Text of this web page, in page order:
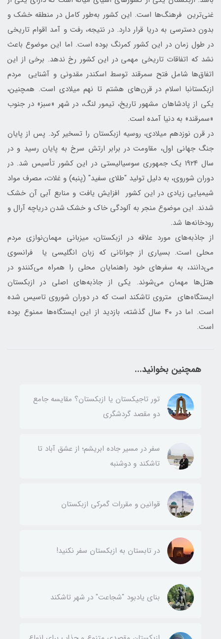
غنی‌ترین فرهنگ‌ها است. این کشور به‌طور کامل در منطقه خشک و
بدون دسترسی به دریا قرار دارد. در نتیجه، رفت‌ و آمد اقوام تاریخی
در طول زمان در این کشور کمرنگ بوده است. اما این موضوع باعث
نشد که اتفاقات تاریخی مهمی در این کشور رخ ندهد. برخی از این
اتفاق‌ها شامل فتح سمرقند توسط اسکندر مقدونی و آشنایی مردم
ازبکستانبا اسلام در قرن‌های هشتم تا نهم میلادی است. همچنین،
یکی از پادشاهان مشهور تاریخ، تیمور لنگ، در شهر «سبز» در جنوب
«سمرقند» به دنیا آمده است.
در قرن نوزدهم میلادی، روسیه ازبکستان را تسخیر کرد. پس از پایان
جنگ جهانی اول، مقاومت در برابر ارتش سرخ به پایان رسید و در
سال ۱۹۲۴ یک جمهوری سوسیالیستی در این کشور تأسیس شد. در
دوران شوروی، به دلیل تولید "طلای سفید" (پنبه) و غلات، مصرف مواد
شیمیایی زیادی در این کشور افزایش یافت و منابع آبی آن خشک
شدند. این موضوع منجر به آلودگی خاک و خشک شدن دریاچه آرال و
رودخانه‌ها شد.
از جاذبه‌های مورد علاقه در ازبکستان، میزبانی مهمان‌نوازی مردم
محلی است. بسیاری از جوانانی که زبان انگلیسی یا فرانسوی
می‌دانند، به سفرهای خود راهنمایان محلی را همراه می‌کنندو در
هتل‌ها مهمان می‌شوند. یکی از جاذبه‌های اصلی در ازبکستان
ایستگاه‌های متروی تاشکند است که در دوران شوروی تاسیس شده
است. اما در ۴۰ سال گذشته، بازدید از این ایستگاه‌ها ممنوع بوده
است.
همچنین بخوانید...
تور تاجیکستان یا ازبکستان؟ مقایسه جامع
دو مقصد گردشگری
سفر در مسیر جاده ابریشم؛ از عشق آباد تا
تاشکند و دوشنبه
قوانین و مقررات گمرکی ازبکستان
در تابستان به ازبکستان سفر نکنید!
بنای یادبود "شجاعت" در شهر تاشکند